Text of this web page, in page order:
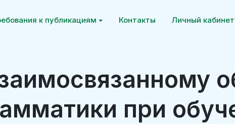
к публикациям Контакты Личный кабинет
при